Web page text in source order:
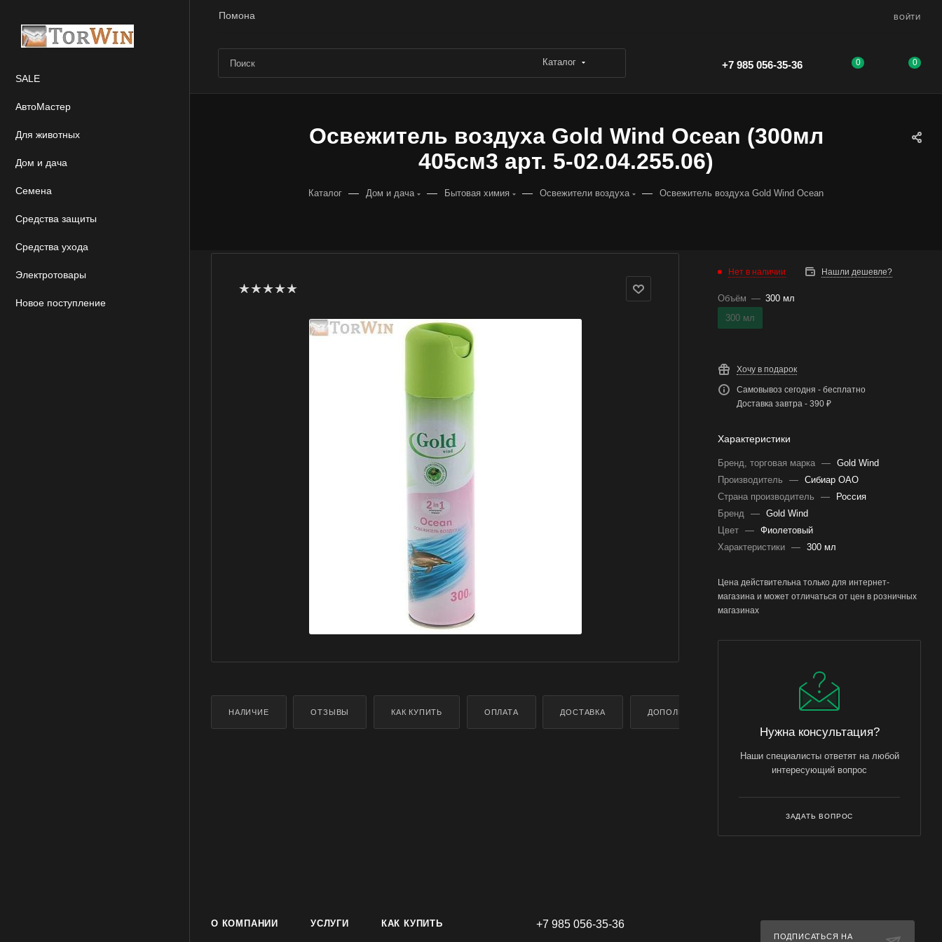
Помона ВОЙТИ
Каталог +7 985 056-35-36 0 0
SALE
АвтоМастер
Для животных
Дом и дача
Семена
Средства защиты
Средства ухода
Электротовары
Новое поступление
Освежитель воздуха Gold Wind Ocean (300мл
405см3 арт. 5-02.04.255.06)
Каталог — Дом и дача — Бытовая химия — Освежители воздуха — Освежитель воздуха Gold Wind Ocean
НАЛИЧИЕ ОТЗЫВЫ КАК КУПИТЬ ОПЛАТА ДОСТАВКА ДОПОЛНИТЕЛЬНО
Нет в наличии Нашли дешевле?
Объём — 300 мл
300 мл
Хочу в подарок
Самовывоз сегодня - бесплатно
Доставка завтра - 390 ₽
Характеристики
Бренд, торговая марка — Gold Wind
Производитель
— Сибиар ОАО
Страна производитель
—
Россия
Бренд — Gold Wind
Цвет — Фиолетовый
Характеристики — 300 мл
Цена действительна только для интернет-
магазина и может отличаться от цен в розничных
магазинах
Нужна консультация?
Наши специалисты ответят на любой
интересующий вопрос
ЗАДАТЬ ВОПРОС
О КОМПАНИИ УСЛУГИ КАК КУПИТЬ +7 985 056-35-36
ПОДПИСАТЬСЯ НА